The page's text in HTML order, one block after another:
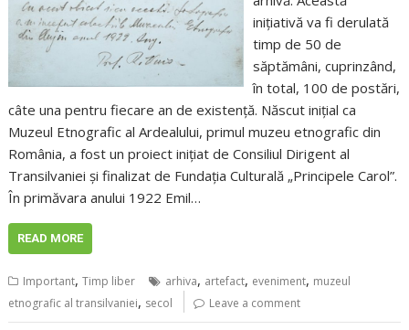
inițiativă va fi derulată
timp de 50 de
săptămâni, cuprinzând,
în total, 100 de postări,
câte una pentru fiecare an de existență. Născut inițial ca
Muzeul Etnografic al Ardealului, primul muzeu etnografic din
România, a fost un proiect inițiat de Consiliul Dirigent al
Transilvaniei și finalizat de Fundația Culturală „Principele Carol”.
În primăvara anului 1922 Emil…
READ MORE
Important,Timp liber arhiva, artefact, eveniment, muzeul
etnografic al transilvaniei, secol Leave a comment